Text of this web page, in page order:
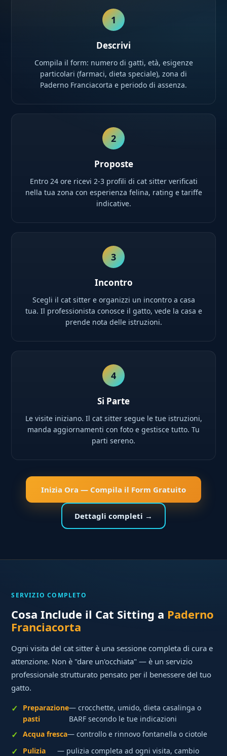
1
Descrivi
Compila il form: numero di gatti, età, esigenze
particolari (farmaci, dieta speciale), zona di
Paderno Franciacorta e periodo di assenza.
2
Proposte
Entro 24 ore ricevi 2-3 profili di cat sitter verificati
nella tua zona con esperienza felina, rating e tariffe
indicative.
3
Incontro
Scegli il cat sitter e organizzi un incontro a casa
tua. Il professionista conosce il gatto, vede la casa e
prende nota delle istruzioni.
4
Si Parte
Le visite iniziano. Il cat sitter segue le tue istruzioni,
manda aggiornamenti con foto e gestisce tutto. Tu
parti sereno.
Inizia Ora — Compila il Form Gratuito
Dettagli completi →
SERVIZIO COMPLETO
Cosa Include il Cat Sitting a Paderno
Franciacorta
Ogni visita del cat sitter è una sessione completa di cura e
attenzione. Non è "dare un'occhiata" — è un servizio
professionale strutturato pensato per il benessere del tuo
gatto.
Preparazione
pasti
— crocchette, umido, dieta casalinga o
BARF secondo le tue indicazioni
Acqua fresca— controllo e rinnovo fontanella o ciotole
Pulizia
— pulizia completa ad ogni visita, cambio